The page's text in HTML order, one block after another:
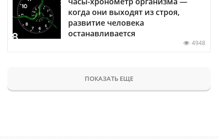
когда они выходят из строя,
развитие человека
останавливается
4948
ПОКАЗАТЬ ЕЩЕ